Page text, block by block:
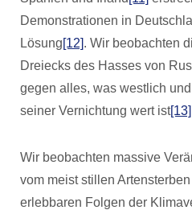
Demonstrationen in
Lösung[12]. Wir beobachten
Dreiecks des Hasses von
gegen alles, was westlich
seiner Vernichtung wert ist[13]
Wir beobachten massive
vom meist stillen
erlebbaren Folgen der